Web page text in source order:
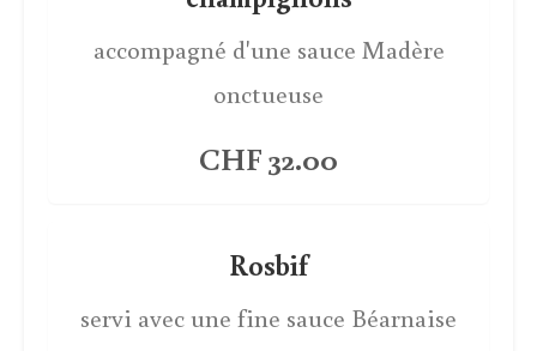
accompagné d'une sauce Madère
onctueuse
CHF 32.00
Rosbif
servi avec une fine sauce Béarnaise